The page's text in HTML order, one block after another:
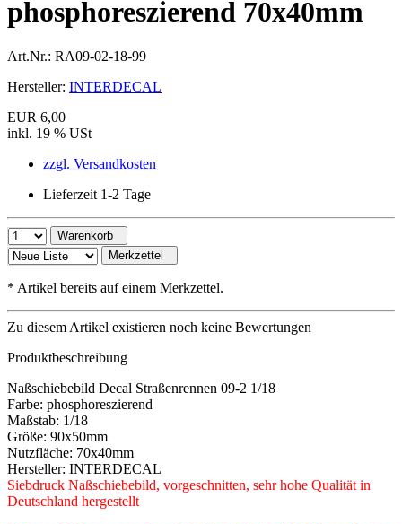
phosphoreszierend 70x40mm
Art.Nr.: RA09-02-18-99
Hersteller: INTERDECAL
EUR 6,00
inkl. 19 % USt
zzgl. Versandkosten
Lieferzeit 1-2 Tage
Warenkorb
Merkzettel
* Artikel bereits auf einem Merkzettel.
Zu diesem Artikel existieren noch keine Bewertungen
Produktbeschreibung
Naßschiebebild Decal Straßenrennen 09-2 1/18
Farbe: phosphoreszierend
Maßstab: 1/18
Größe: 90x50mm
Nutzfläche: 70x40mm
Hersteller: INTERDECAL
Siebdruck Naßschiebebild, vorgeschnitten, sehr hohe Qualität in
Deutschland hergestellt